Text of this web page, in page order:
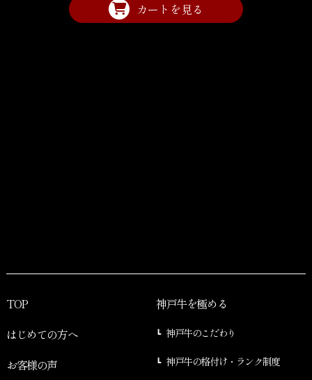
カートを見る
TOP
はじめての方へ
お客様の声
神戸牛を極める
神戸牛のこだわり
神戸牛の格付け・ランク制度